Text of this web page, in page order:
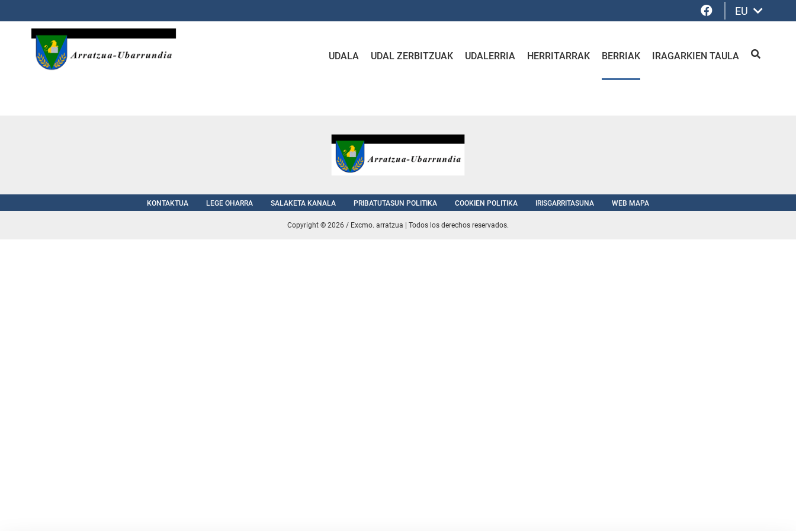
Facebook
EU
UDALA UDAL ZERBITZUAK UDALERRIA HERRITARRAK BERRIAK IRAGARKIEN TAULA BILATU
KONTAKTUA LEGE OHARRA SALAKETA KANALA PRIBATUTASUN POLITIKA COOKIEN POLITIKA IRISGARRITASUNA WEB MAPA
Copyright © 2026 / Excmo. arratzua | Todos los derechos reservados.